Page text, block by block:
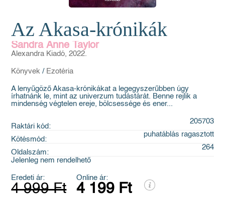
Az Akasa-krónikák
Sandra Anne Taylor
Alexandra Kiadó, 2022.
Könyvek / Ezotéria
A lenyűgöző Akasa-krónikákat a legegyszerűbben úgy
írhatnánk le, mint az univerzum tudástárát. Benne rejlik a
mindenség végtelen ereje, bölcsessége és ener...
Raktári kód:
205703
Kötésmód:
puhatáblás ragasztott
Oldalszám:
264
Jelenleg nem rendelhető
Eredeti ár:
4 999 Ft
Online ár:
4 199 Ft